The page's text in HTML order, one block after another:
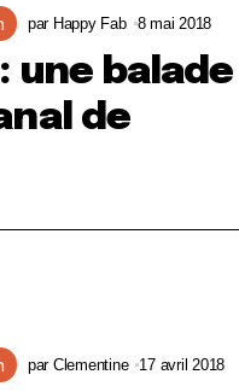
par Happy Fab 8 mai 2018
une balade
de
par Clementine 17 avril 2018